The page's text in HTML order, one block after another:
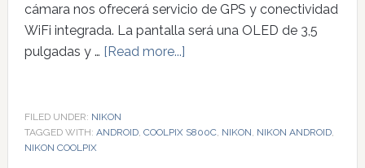
cámara nos ofrecerá servicio de GPS y conectividad
WiFi integrada. La pantalla será una OLED de 3,5
pulgadas y … [Read more...]
FILED UNDER: NIKON
TAGGED WITH: ANDROID, COOLPIX S800C, NIKON NIKON ANDROID,
NIKON COOLPIX